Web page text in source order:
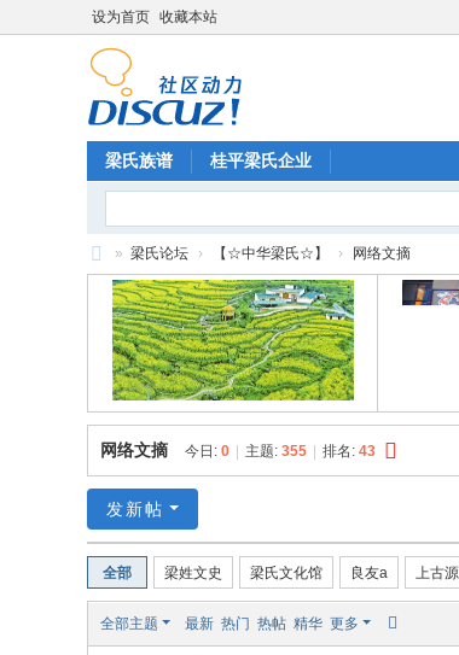
设为首页 收藏本站
梁氏族谱 桂平梁氏企业
» 梁氏论坛 › 【☆中华梁氏☆】 › 网络文摘
网络文摘 今日: 0 主题: 355 排名: 43
发新帖
全部 梁姓文史 梁氏文化馆 良友a 上古
全部主题 最新 热门 热帖 精华 更多